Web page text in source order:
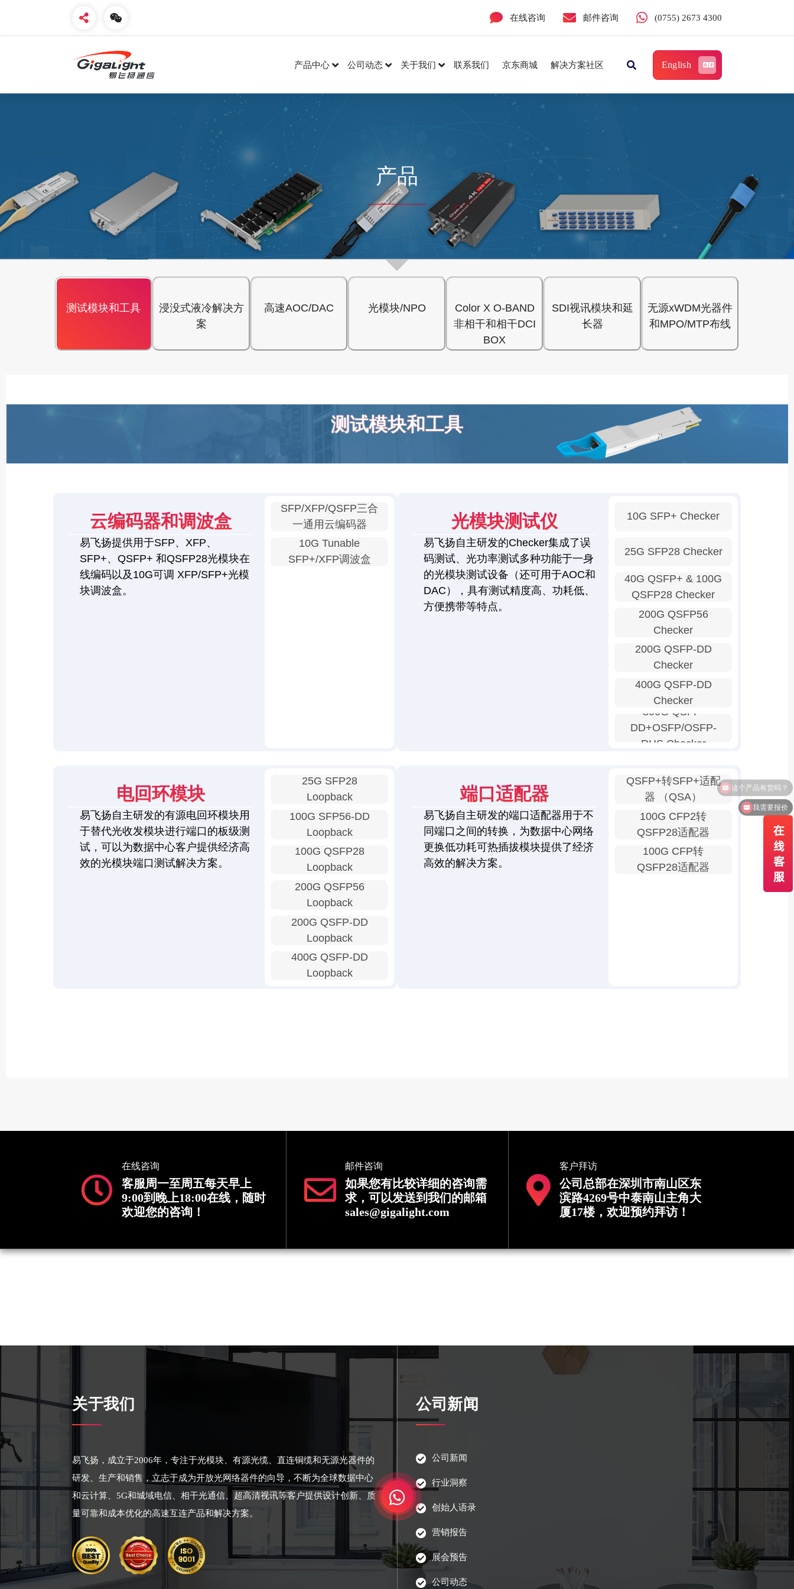
在线咨询 邮件咨询 (0755) 2673 4300
产品中心 公司动态 关于我们 联系我们 京东商城 解决方案社区 English
产品
测试模块和工具
浸没式液冷解决方
案
高速AOC/DAC 光模块/NPO
Color X O-BAND
非相干和相干DCI
BOX
SDI视讯模块和延
长器
无源xWDM光器件
和MPO/MTP布线
测试模块和工具
云编码器和调波盒
易飞扬提供用于SFP、XFP、
SFP+、QSFP+ 和QSFP28光模块在
线编码以及10G可调 XFP/SFP+光模
块调波盒。
SFP/XFP/QSFP三合
一通用云编码器
10G Tunable
SFP+/XFP调波盒
光模块测试仪
易飞扬自主研发的Checker集成了误
码测试、光功率测试多种功能于一身
的光模块测试设备（还可用于AOC和
DAC），具有测试精度高、功耗低、
方便携带等特点。
10G SFP+ Checker
25G SFP28 Checker
40G QSFP+ & 100G
QSFP28 Checker
200G QSFP56
Checker
200G QSFP-DD
Checker
400G QSFP-DD
Checker
800G QSFP-
DD+OSFP/OSFP-
RHS Checker
电回环模块
易飞扬自主研发的有源电回环模块用
于替代光收发模块进行端口的板级测
试，可以为数据中心客户提供经济高
效的光模块端口测试解决方案。
25G SFP28
Loopback
100G SFP56-DD
Loopback
100G QSFP28
Loopback
200G QSFP56
Loopback
200G QSFP-DD
Loopback
400G QSFP-DD
Loopback
端口适配器
易飞扬自主研发的端口适配器用于不
同端口之间的转换，为数据中心网络
更换低功耗可热插拔模块提供了经济
高效的解决方案。
QSFP+转SFP+适配
器 （QSA）
100G CFP2转
QSFP28适配器
100G CFP转
QSFP28适配器
在线咨询
客服周一至周五每天早上
9:00到晚上18:00在线，随时
欢迎您的咨询！
邮件咨询
如果您有比较详细的咨询需
求，可以发送到我们的邮箱
sales@gigalight.com
客户拜访
公司总部在深圳市南山区东
滨路4269号中泰南山主角大
厦17楼，欢迎预约拜访！
关于我们
易飞扬，成立于2006年，专注于光模块、有源光缆、直连铜缆和无源光器件的
研发、生产和销售，立志于成为开放光网络器件的向导，不断为全球数据中心
和云计算、5G和城域电信、相干光通信、超高清视讯等客户提供设计创新、质
量可靠和成本优化的高速互连产品和解决方案。
公司新闻
公司新闻
行业洞察
创始人语录
营销报告
展会预告
公司动态
我需要报价